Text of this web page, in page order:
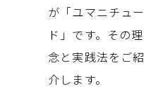
が「ユマニチュー
ド」です。その理
念と実践法をご紹
介します。